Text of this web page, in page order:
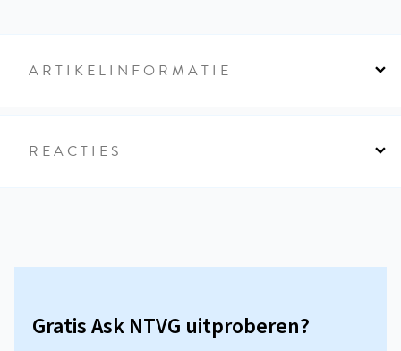
ARTIKELINFORMATIE
REACTIES
Gratis Ask NTVG uitproberen?